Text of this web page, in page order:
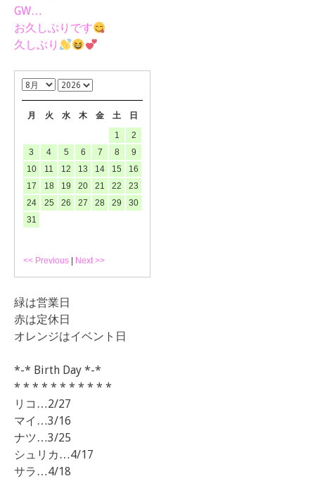
GW…
お久しぶりです
久しぶり
月 火 水 木 金 土 日
<< Previous Next >>
1
2
3
4 5 6 7 8
9
10
11 12 13 14 15
16
17
18 19 20 21 22
23
24
25 26 27 28 29
30
31
緑は営業日
赤は定休日
オレンジはイベント日
*-* Birth Day *-*
* * * * * * * * * * *
リコ…2/27
マイ…3/16
ナツ…3/25
シュリカ…4/17
サラ…4/18